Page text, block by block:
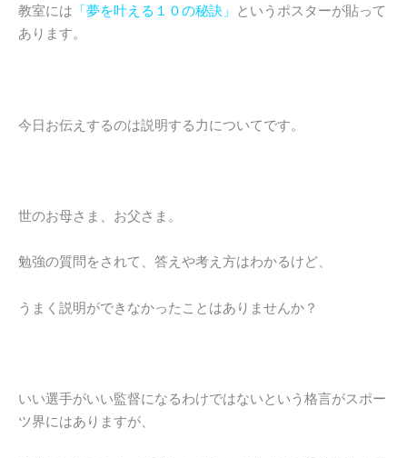
教室には 「夢を叶える１０の秘訣」
というポスターが貼って
あります。
今日お伝えするのは説明する力についてです。
世のお母さま、お父さま。
勉強の質問をされて、答えや考え方はわかるけど、
うまく説明ができなかったことはありませんか？
いい選手がいい監督になるわけではないという格言がスポー
ツ界にはありますが、